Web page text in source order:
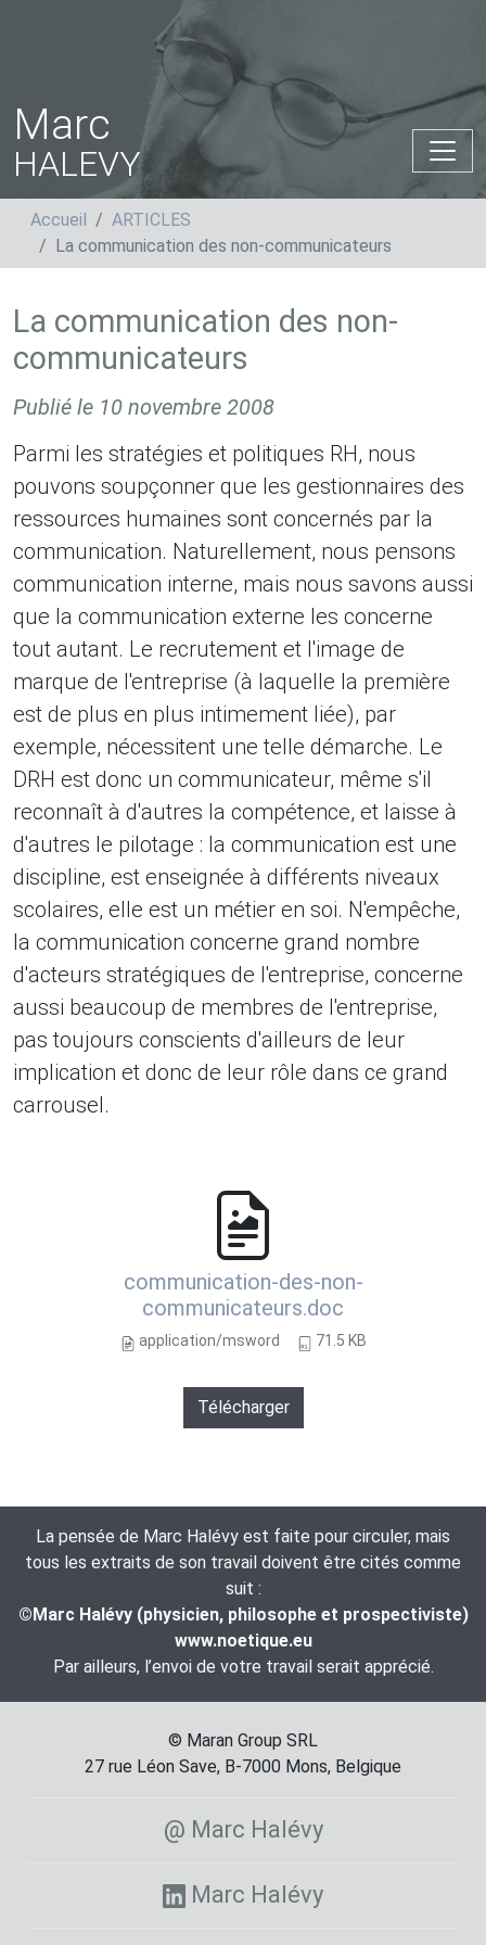
Marc
HALEVY
Accueil
ARTICLES
La communication des non-communicateurs
La communication des non-
communicateurs
Publié le 10 novembre 2008
Parmi les stratégies et politiques RH, nous
pouvons soupçonner que les gestionnaires des
ressources humaines sont concernés par la
communication. Naturellement, nous pensons
communication interne, mais nous savons aussi
que la communication externe les concerne
tout autant. Le recrutement et l'image de
marque de l'entreprise (à laquelle la première
est de plus en plus intimement liée), par
exemple, nécessitent une telle démarche. Le
DRH est donc un communicateur, même s'il
reconnaît à d'autres la compétence, et laisse à
d'autres le pilotage : la communication est une
discipline, est enseignée à différents niveaux
scolaires, elle est un métier en soi. N'empêche,
la communication concerne grand nombre
d'acteurs stratégiques de l'entreprise, concerne
aussi beaucoup de membres de l'entreprise,
pas toujours conscients d'ailleurs de leur
implication et donc de leur rôle dans ce grand
carrousel.
communication-des-non-
communicateurs.doc
application/msword 71.5 KB
Télécharger
La pensée de Marc Halévy est faite pour circuler, mais
tous les extraits de son travail doivent être cités comme
suit :
©Marc Halévy (physicien, philosophe et prospectiviste)
www.noetique.eu
Par ailleurs, l’envoi de votre travail serait apprécié.
© Maran Group SRL
27 rue Léon Save, B-7000 Mons, Belgique
@ Marc Halévy
Marc Halévy